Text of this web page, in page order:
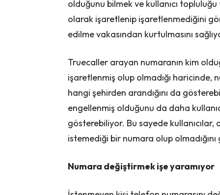
olduğunu bilmek ve kullanıcı
olarak işaretlenip işaretlenmediğini
edilme vakasından kurtulmasını
Truecaller arayan numaranın kim
işaretlenmiş olup olmadığı
hangi şehirden arandığını da
engellenmiş olduğunu da daha
gösterebiliyor. Bu sayede
istemediği bir numara olup
Numara değiştirmek işe yaramıyor